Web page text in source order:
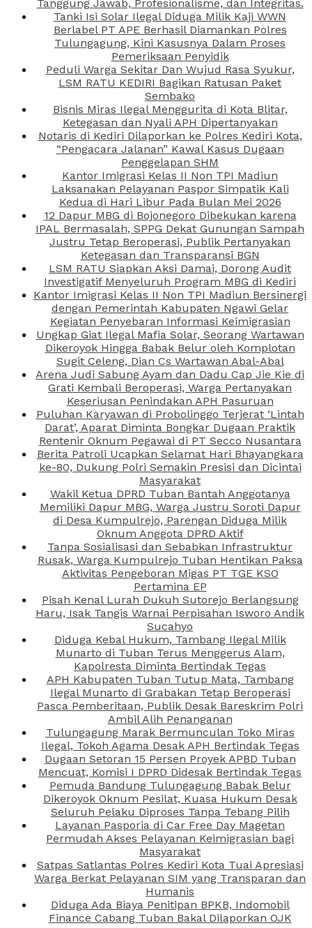
Tanggung Jawab, Profesionalisme, dan Integritas.
Tanki Isi Solar Ilegal Diduga Milik Kaji WWN
Berlabel PT APE Berhasil Diamankan Polres
Tulungagung, Kini Kasusnya Dalam Proses
Pemeriksaan Penyidik
Peduli Warga Sekitar Dan Wujud Rasa Syukur,
LSM RATU KEDIRI Bagikan Ratusan Paket
Sembako
Bisnis Miras Ilegal Menggurita di Kota Blitar,
Ketegasan dan Nyali APH Dipertanyakan
Notaris di Kediri Dilaporkan ke Polres Kediri Kota,
“Pengacara Jalanan” Kawal Kasus Dugaan
Penggelapan SHM
Kantor Imigrasi Kelas II Non TPI Madiun
Laksanakan Pelayanan Paspor Simpatik Kali
Kedua di Hari Libur Pada Bulan Mei 2026
12 Dapur MBG di Bojonegoro Dibekukan karena
IPAL Bermasalah, SPPG Dekat Gunungan Sampah
Justru Tetap Beroperasi, Publik Pertanyakan
Ketegasan dan Transparansi BGN
LSM RATU Siapkan Aksi Damai, Dorong Audit
Investigatif Menyeluruh Program MBG di Kediri
Kantor Imigrasi Kelas II Non TPI Madiun Bersinergi
dengan Pemerintah Kabupaten Ngawi Gelar
Kegiatan Penyebaran Informasi Keimigrasian
Ungkap Giat Ilegal Mafia Solar, Seorang Wartawan
Dikeroyok Hingga Babak Belur oleh Komplotan
Sugit Celeng, Dian Cs Wartawan Abal-Abal
Arena Judi Sabung Ayam dan Dadu Cap Jie Kie di
Grati Kembali Beroperasi, Warga Pertanyakan
Keseriusan Penindakan APH Pasuruan
Puluhan Karyawan di Probolinggo Terjerat ‘Lintah
Darat’, Aparat Diminta Bongkar Dugaan Praktik
Rentenir Oknum Pegawai di PT Secco Nusantara
Berita Patroli Ucapkan Selamat Hari Bhayangkara
ke-80, Dukung Polri Semakin Presisi dan Dicintai
Masyarakat
Wakil Ketua DPRD Tuban Bantah Anggotanya
Memiliki Dapur MBG, Warga Justru Soroti Dapur
di Desa Kumpulrejo, Parengan Diduga Milik
Oknum Anggota DPRD Aktif
Tanpa Sosialisasi dan Sebabkan Infrastruktur
Rusak, Warga Kumpulrejo Tuban Hentikan Paksa
Aktivitas Pengeboran Migas PT TGE KSO
Pertamina EP
Pisah Kenal Lurah Dukuh Sutorejo Berlangsung
Haru, Isak Tangis Warnai Perpisahan Isworo Andik
Sucahyo
Diduga Kebal Hukum, Tambang Ilegal Milik
Munarto di Tuban Terus Menggerus Alam,
Kapolresta Diminta Bertindak Tegas
APH Kabupaten Tuban Tutup Mata, Tambang
Ilegal Munarto di Grabakan Tetap Beroperasi
Pasca Pemberitaan, Publik Desak Bareskrim Polri
Ambil Alih Penanganan
Tulungagung Marak Bermunculan Toko Miras
Ilegal, Tokoh Agama Desak APH Bertindak Tegas
Dugaan Setoran 15 Persen Proyek APBD Tuban
Mencuat, Komisi I DPRD Didesak Bertindak Tegas
Pemuda Bandung Tulungagung Babak Belur
Dikeroyok Oknum Pesilat, Kuasa Hukum Desak
Seluruh Pelaku Diproses Tanpa Tebang Pilih
Layanan Pasporia di Car Free Day Magetan
Permudah Akses Pelayanan Keimigrasian bagi
Masyarakat
Satpas Satlantas Polres Kediri Kota Tuai Apresiasi
Warga Berkat Pelayanan SIM yang Transparan dan
Humanis
Diduga Ada Biaya Penitipan BPKB, Indomobil
Finance Cabang Tuban Bakal Dilaporkan OJK